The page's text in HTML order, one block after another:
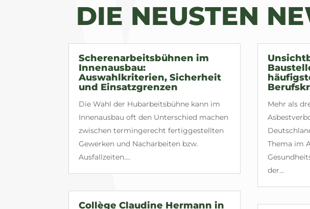
DIE NEUSTEN
Scherenarbeitsbühnen im
Innenausbau:
Auswahlkriterien, Sicherheit
und Einsatzgrenzen
Die Wahl der Hubarbeitsbühne kann im
Innenausbau oft den Unterschied machen
zwischen termingerecht fertiggestellten
Gewerken und Nacharbeiten bzw.
Ausfallzeiten....
Collège Claudine Hermann in
Mehr als
Thema im
der...